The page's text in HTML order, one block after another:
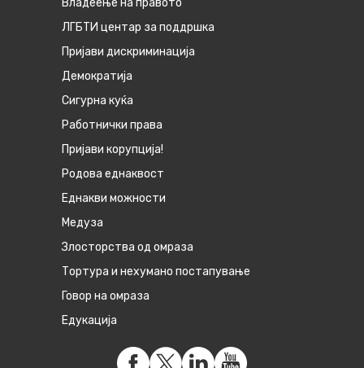
Владеење на правото
ЛГБТИ центар за поддршка
Пријави дискриминација
Демократија
Сигурна куќа
Работнички права
Пријави корупција!
Родова еднаквост
Eднакви можности
Медуза
Злосторства од омраза
Тортура и нехумано постапување
Говор на омраза
Едукација